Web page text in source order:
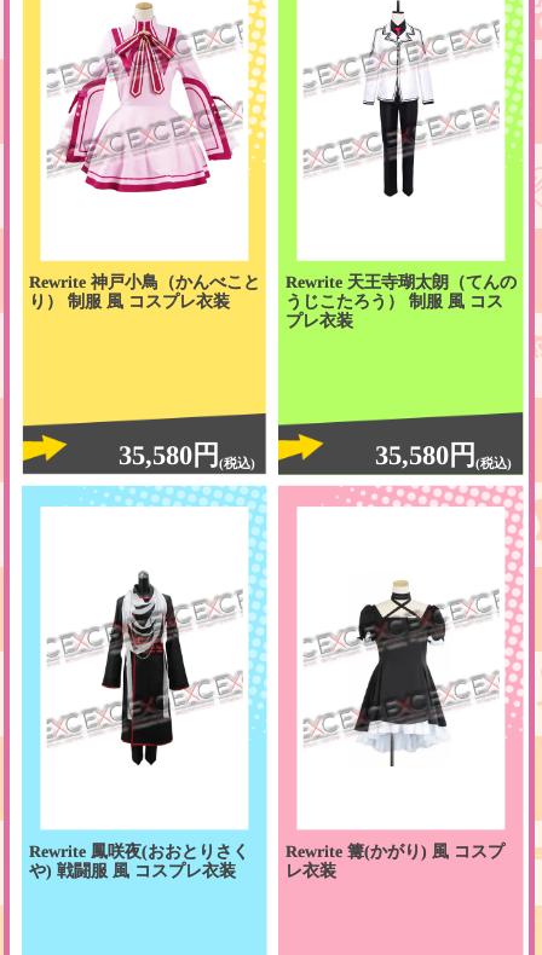
Rewrite 神戸小鳥（かんべこと
り） 制服 風 コスプレ衣装
35,580円(税込)
Rewrite 天王寺瑚太朗（てんの
うじこたろう） 制服 風 コス
プレ衣装
35,580円(税込)
Rewrite 鳳咲夜(おおとりさく
や) 戦闘服 風 コスプレ衣装
Rewrite 篝(かがり) 風 コスプ
レ衣装